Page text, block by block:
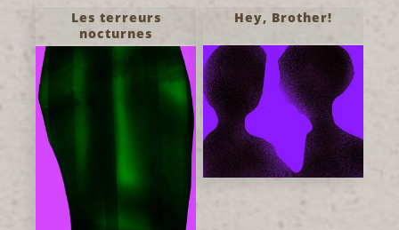
Les terreurs
nocturnes
Hey, Brother!